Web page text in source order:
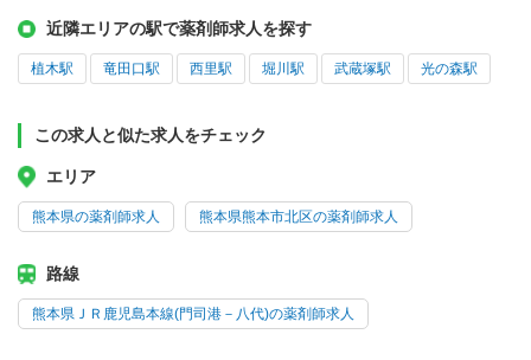
近隣エリアの駅で薬剤師求人を探す
植木駅 竜田口駅 西里駅 堀川駅 武蔵塚駅 光の森駅
この求人と似た求人をチェック
エリア
熊本県の薬剤師求人 熊本県熊本市北区の薬剤師求人
路線
熊本県ＪＲ鹿児島本線(門司港－八代)の薬剤師求人